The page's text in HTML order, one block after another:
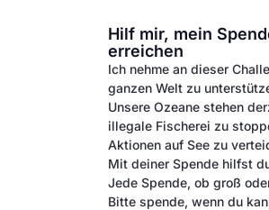
Hilf mir, mein
erreichen
Ich nehme an dieser
ganzen Welt zu
Unsere Ozeane stehen
illegale Fischerei zu
Aktionen auf See zu
Mit deiner Spende hilfst
Jede Spende, ob groß
Bitte spende, wenn du